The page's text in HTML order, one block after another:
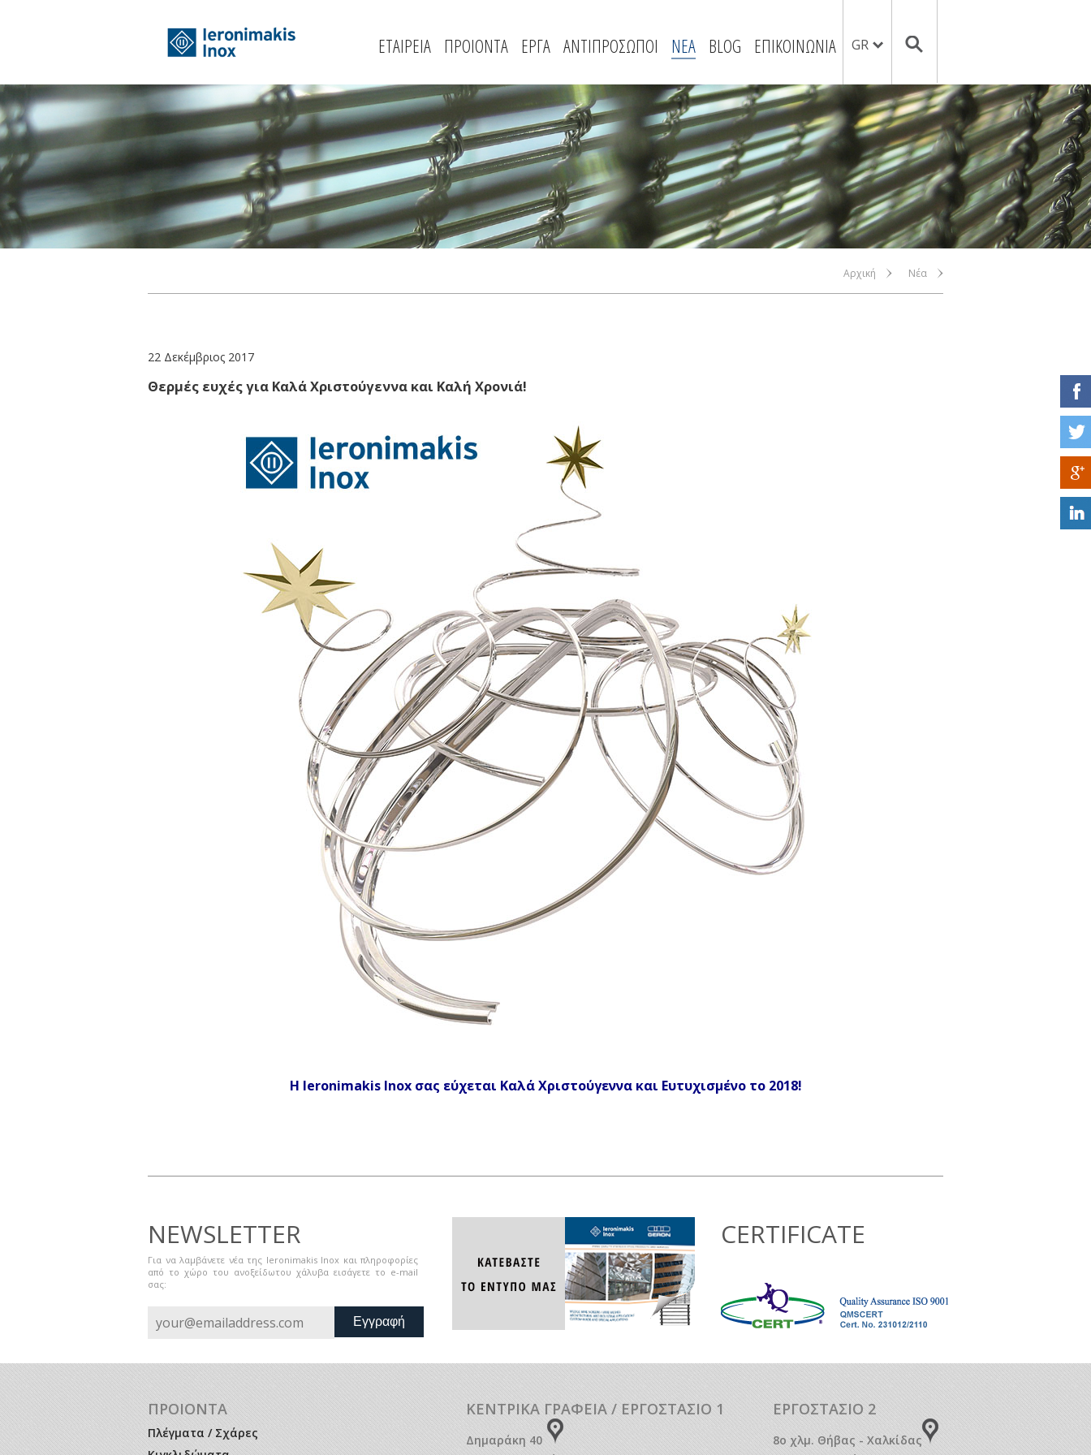
ΕΤΑΙΡΕΙΑ ΠΡΟΙΟΝΤΑ ΕΡΓΑ ΑΝΤΙΠΡΟΣΩΠΟΙ ΝΕΑ BLOG ΕΠΙΚΟΙΝΩΝΙΑ GR
Αρχική Νέα
22 Δεκέμβριος 2017
Θερμές ευχές για Καλά Χριστούγεννα και Καλή Χρονιά!
Η Ieronimakis Inox σας εύχεται Καλά Χριστούγεννα και Ευτυχισμένο το 2018!
NEWSLETTER
Για να λαμβάνετε νέα της Ieronimakis Inox και πληροφορίες
από το χώρο του ανοξείδωτου χάλυβα εισάγετε το e-mail
σας:
Εγγραφή
CERTIFICATE
ΠΡΟΙΟΝΤΑ
Πλέγματα / Σχάρες
ΚΕΝΤΡΙΚΑ ΓΡΑΦΕΙΑ / ΕΡΓΟΣΤΑΣΙΟ 1
Δημαράκη 40
ΕΡΓΟΣΤΑΣΙΟ 2
8o χλμ. Θήβας - Χαλκίδας